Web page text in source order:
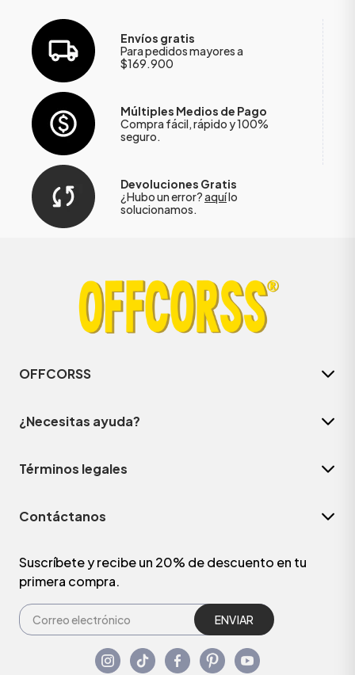
Envíos gratis
Para pedidos mayores a
$169.900
Múltiples Medios de Pago
Compra fácil, rápido y 100%
seguro.
Devoluciones Gratis
¿Hubo un error?aquílo
solucionamos.
OFFCORSS
¿Necesitas ayuda?
Términos legales
Contáctanos
Suscríbete y recibe un 20% de descuento en tu
primera compra.
ENVIAR